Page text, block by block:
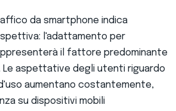
da smartphone indica
l'adattamento per
il fattore predominante
Le aspettative degli utenti riguardo
aumentano costantemente,
su dispositivi mobili